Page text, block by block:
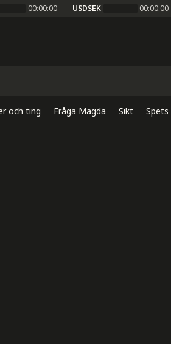
00:00:00 USDSEK 00:00:00
och ting Fråga Magda Sikt Spets